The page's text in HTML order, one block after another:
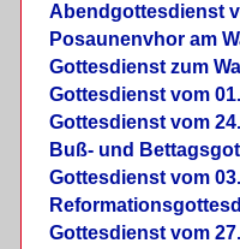
Abendgottesdienst
Posaunenvhor am
Gottesdienst zum
Gottesdienst vom
Gottesdienst vom
Buß- und
Gottesdienst vom
Gottesdienst vom